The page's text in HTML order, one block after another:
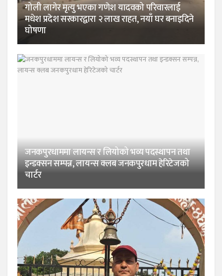
गोली लागेर मृत्यु भएका गणेश यादवको परिवारलाई
मधेश प्रदेश सरकारद्वारा २ लाख राहत, नयाँ घर बनाइदिने
घोषणा
जनकपुरधाममा लायन्स र लियोको भव्य पदस्थापन तथा
इन्डक्सन सम्पन्न, लायन्स क्लब जनकपुरधाम हेरिटेजको
चार्टर